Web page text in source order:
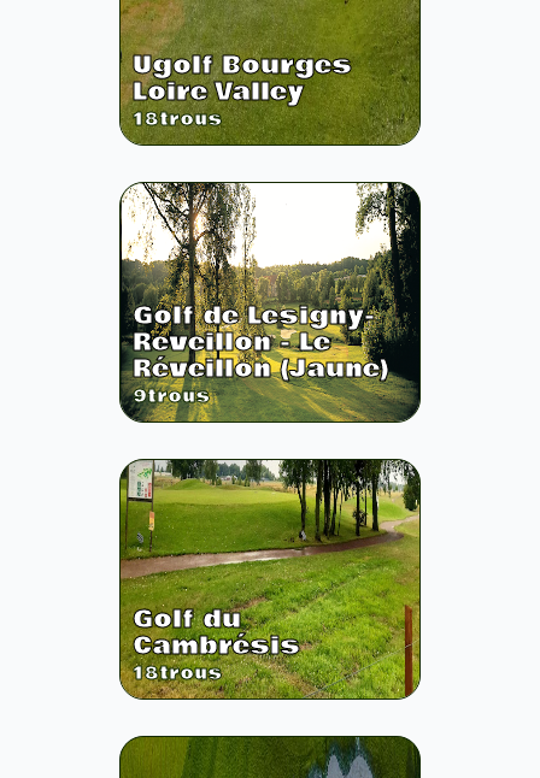
Ugolf Bourges
Loire Valley
18trous
Golf de Lesigny-
Reveillon - Le
Réveillon (Jaune)
9trous
Golf du
Cambrésis
18trous